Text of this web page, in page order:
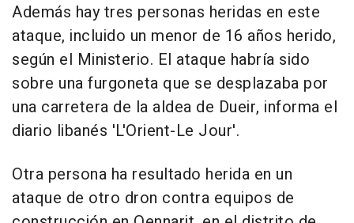
Además hay tres personas heridas en este
ataque, incluido un menor de 16 años herido,
según el Ministerio. El ataque habría sido
sobre una furgoneta que se desplazaba por
una carretera de la aldea de Dueir, informa el
diario libanés 'L'Orient-Le Jour'.
Otra persona ha resultado herida en un
ataque de otro dron contra equipos de